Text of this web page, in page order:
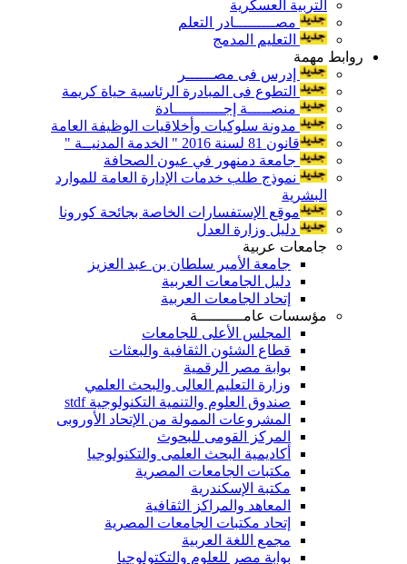
التربية العسكرية
مصـــــــــادر التعلم
التعليم المدمج
روابط مهمة
إدرس فى مصــــــر
التطوع فى المبادرة الرئاسية حياة كريمة
منصـــــة إجـــــــــــادة
مدونة سلوكيات وأخلاقيات الوظيفة العامة
قانون 81 لسنة 2016 " الخدمة المدنيــة "
جامعة دمنهور في عيون الصحافة
نموذج طلب خدمات الإدارة العامة للموارد
البشرية
موقع الإستفسارات الخاصة بجائحة كورونا
دليل وزارة العدل
جامعات عربية
جامعة الأمير سلطان بن عبد العزيز
دليل الجامعات العربية
إتحاد الجامعات العربية
مؤسسات عامــــــــــة
المجلس الأعلى للجامعات
قطاع الشئون الثقافية والبعثات
بوابة مصر الرقمية
وزارة التعليم العالى والبحث العلمي
صندوق العلوم والتنمية التكنولوجية stdf
المشروعات الممولة من الإتحاد الأوروبى
المركز القومى للبحوث
أكاديمية البحث العلمى والتكنولوجيا
مكتبات الجامعات المصرية
مكتبة الإسكندرية
المعاهد والمراكز الثقافية
إتحاد مكتبات الجامعات المصرية
مجمع اللغة العربية
بوابة مصر للعلوم والتكتولوجيا